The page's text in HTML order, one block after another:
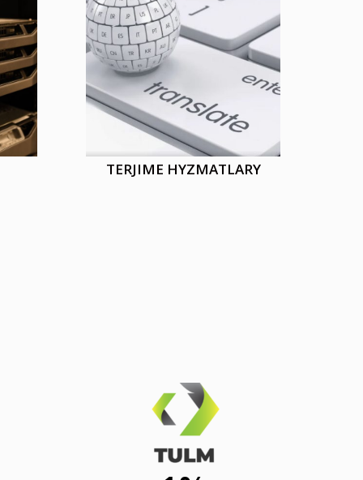
TERJIME HYZMATLARY